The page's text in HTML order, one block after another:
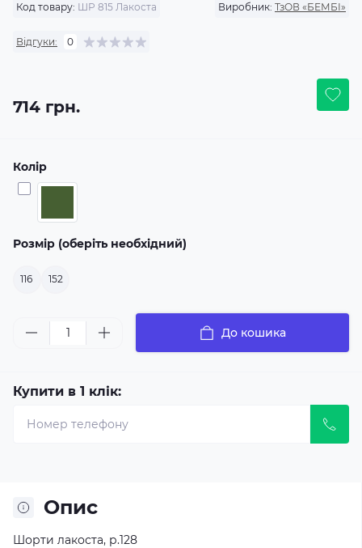
Код товару: ШР 815 Лакоста Виробник: ТзОВ «БЕМБІ»
Відгуки: 0
714 грн.
Колір
Розмір (оберіть необхідний)
116 152
До кошика
Купити в 1 клік:
Опис
Шорти лакоста, р.128